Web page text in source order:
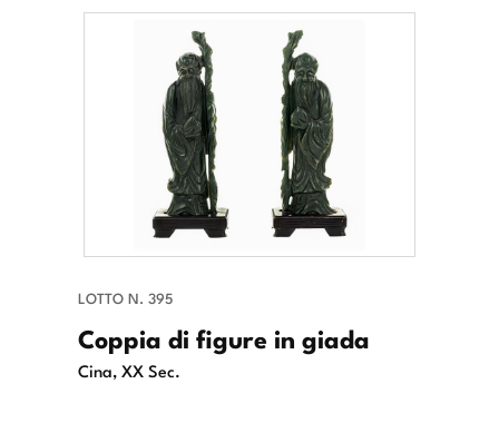
LOTTO N. 395
Coppia di figure in giada
Cina, XX Sec.